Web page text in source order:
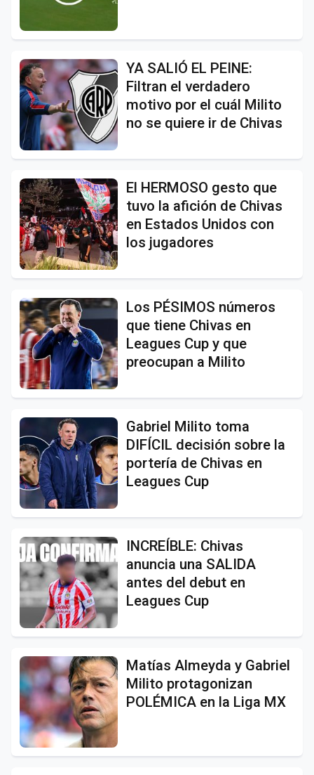
YA SALIÓ EL PEINE:
Filtran el verdadero
motivo por el cuál Milito
no se quiere ir de Chivas
El HERMOSO gesto que
tuvo la afición de Chivas
en Estados Unidos con
los jugadores
Los PÉSIMOS números
que tiene Chivas en
Leagues Cup y que
preocupan a Milito
Gabriel Milito toma
DIFÍCIL decisión sobre la
portería de Chivas en
Leagues Cup
INCREÍBLE: Chivas
anuncia una SALIDA
antes del debut en
Leagues Cup
Matías Almeyda y Gabriel
Milito protagonizan
POLÉMICA en la Liga MX